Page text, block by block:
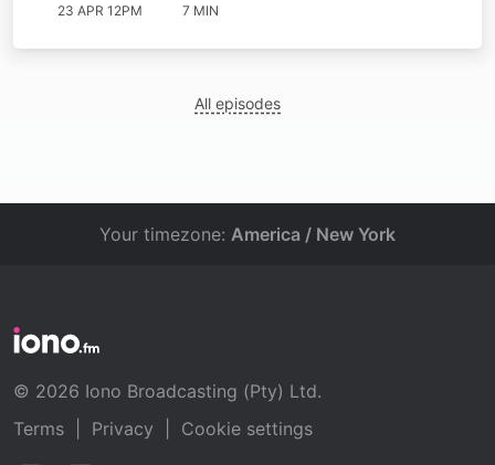
23 APR 12PM 7 MIN
All episodes
Your timezone: America / New York
© 2026 Iono Broadcasting (Pty) Ltd.
Terms
Privacy
Cookie settings